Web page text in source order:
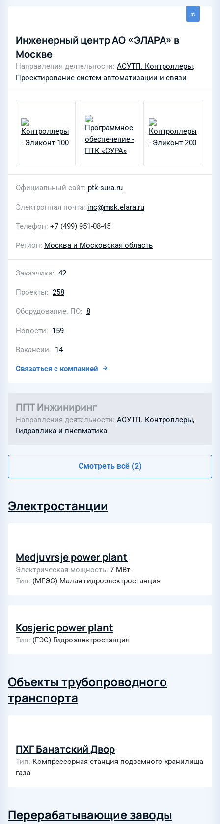
Инженерный центр АО «ЭЛАРА» в
Москве
Направления деятельности АСУТП. Контроллеры,
Проектирование систем автоматизации и связи
Официальный сайт ptk-sura.ru
Электронная почта inc@msk.elara.ru
Телефон +7 (499) 951-08-45
Регион Москва и Московская область
Заказчики 42
Проекты 258
Оборудование. ПО 8
Новости 159
Вакансии 14
Связаться с компанией
ППТ Инжиниринг
Направления деятельности АСУТП. Контроллеры,
Гидравлика и пневматика
Смотреть всё (2)
Электростанции
Medjuvrsje power plant
Электрическая мощность 7 МВт
Тип (МГЭС) Малая гидроэлектростанция
Kosjeric power plant
Тип (ГЭС) Гидроэлектростанция
Объекты трубопроводного
транспорта
ПХГ Банатский Двор
Тип Компрессорная станция подземного хранилища
газа
Перерабатывающие заводы